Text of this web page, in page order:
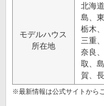
モデルハウス
所在地
北海
島、
栃木
三重
奈良
取、
賀、
※最新情報は公式サイトから